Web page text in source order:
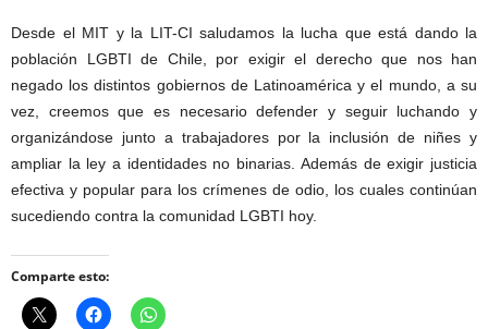
Desde el MIT y la LIT-CI saludamos la lucha que está dando la
población LGBTI de Chile, por exigir el derecho que nos han
negado los distintos gobiernos de Latinoamérica y el mundo, a su
vez, creemos que es necesario defender y seguir luchando y
organizándose junto a trabajadores por la inclusión de niñes y
ampliar la ley a identidades no binarias. Además de exigir justicia
efectiva y popular para los crímenes de odio, los cuales continúan
sucediendo contra la comunidad LGBTI hoy.
Comparte esto: